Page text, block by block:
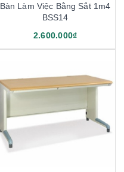
Bàn Làm Việc Bằng Sắt 1m4
BSS14
2.600.000₫